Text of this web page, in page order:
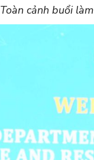
Toàn cảnh buổi